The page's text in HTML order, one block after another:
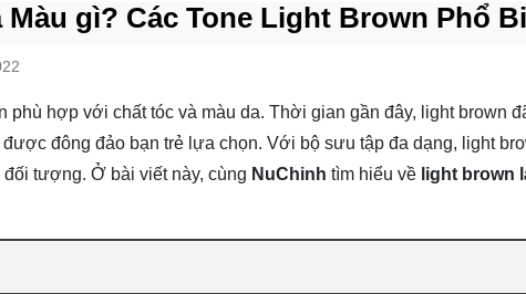
gì? Các Tone Light Brown Phổ
phù hợp với chất tóc và màu da. Thời gian gần đây, light brown
đông đảo bạn trẻ lựa chọn. Với bộ sưu tập đa dạng, light
tượng. Ở bài viết này, cùng NuChinh tìm hiểu về light brown